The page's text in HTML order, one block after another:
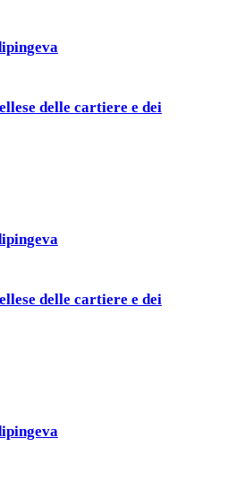
delle cartiere e dei
delle cartiere e dei